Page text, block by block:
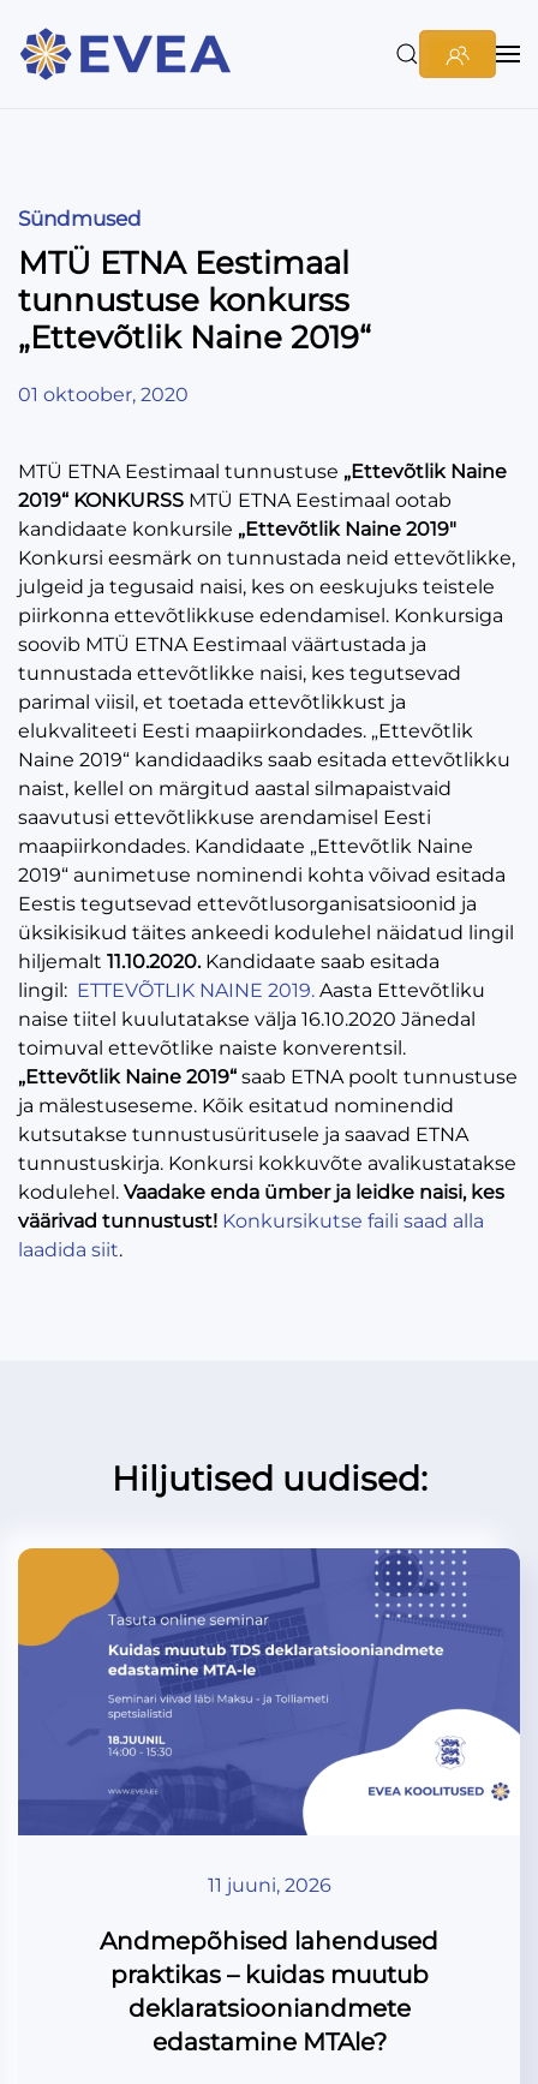
Sündmused
MTÜ ETNA Eestimaal
tunnustuse konkurss
„Ettevõtlik Naine 2019“
01 oktoober, 2020
MTÜ ETNA Eestimaal tunnustuse „Ettevõtlik Naine
2019“ KONKURSS MTÜ ETNA Eestimaal ootab
kandidaate konkursile „Ettevõtlik Naine 2019″
Konkursi eesmärk on tunnustada neid ettevõtlikke,
julgeid ja tegusaid naisi, kes on eeskujuks teistele
piirkonna ettevõtlikkuse edendamisel. Konkursiga
soovib MTÜ ETNA Eestimaal väärtustada ja
tunnustada ettevõtlikke naisi, kes tegutsevad
parimal viisil, et toetada ettevõtlikkust ja
elukvaliteeti Eesti maapiirkondades. „Ettevõtlik
Naine 2019“ kandidaadiks saab esitada ettevõtlikku
naist, kellel on märgitud aastal silmapaistvaid
saavutusi ettevõtlikkuse arendamisel Eesti
maapiirkondades. Kandidaate „Ettevõtlik Naine
2019“ aunimetuse nominendi kohta võivad esitada
Eestis tegutsevad ettevõtlusorganisatsioonid ja
üksikisikud täites ankeedi kodulehel näidatud lingil
hiljemalt 11.10.2020.Kandidaate saab esitada
lingil: ETTEVÕTLIK NAINE 2019. Aasta Ettevõtliku
naise tiitel kuulutatakse välja 16.10.2020 Jänedal
toimuval ettevõtlike naiste konverentsil.
„Ettevõtlik Naine 2019“ saab ETNA poolt tunnustuse
ja mälestuseseme. Kõik esitatud nominendid
kutsutakse tunnustusüritusele ja saavad ETNA
tunnustuskirja. Konkursi kokkuvõte avalikustatakse
kodulehel. Vaadake enda ümber ja leidke naisi, kes
väärivad tunnustust! Konkursikutse faili saad alla
laadida siit.
Hiljutised uudised:
11 juuni, 2026
Andmepõhised lahendused
praktikas – kuidas muutub
deklaratsiooniandmete
edastamine MTAle?